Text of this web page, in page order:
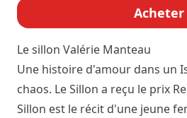
Acheter
Le sillon Valérie Manteau
Une histoire d'amour dans un
chaos. Le Sillon a reçu le prix
Sillon est le récit d'une jeune